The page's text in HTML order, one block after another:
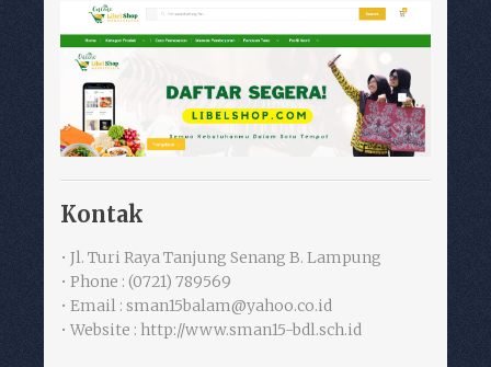
Kontak
• Jl. Turi Raya Tanjung Senang B. Lampung
• Phone : (0721) 789569
• Email : sman15balam@yahoo.co.id
• Website : http://www.sman15-bdl.sch.id